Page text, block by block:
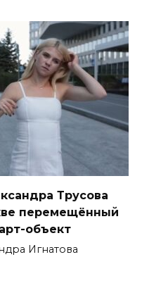
Трусова
перемещённый
объект
Игнатова